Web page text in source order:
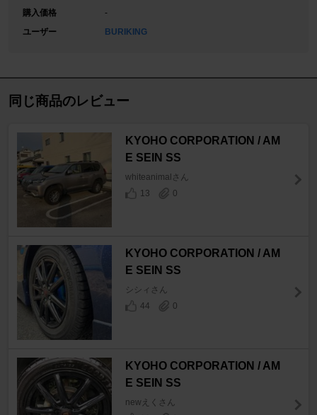
購入価格
-
ユーザー
BURIKING
同じ商品のレビュー
KYOHO CORPORATION / AM
E SEIN SS
whiteanimalさん
13
0
KYOHO CORPORATION / AM
E SEIN SS
シシィさん
44
0
KYOHO CORPORATION / AM
E SEIN SS
newえくさん